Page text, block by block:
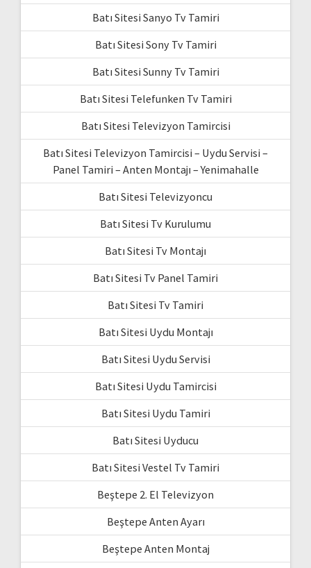
Batı Sitesi Sanyo Tv Tamiri
Batı Sitesi Sony Tv Tamiri
Batı Sitesi Sunny Tv Tamiri
Batı Sitesi Telefunken Tv Tamiri
Batı Sitesi Televizyon Tamircisi
Batı Sitesi Televizyon Tamircisi – Uydu Servisi –
Panel Tamiri – Anten Montajı – Yenimahalle
Batı Sitesi Televizyoncu
Batı Sitesi Tv Kurulumu
Batı Sitesi Tv Montajı
Batı Sitesi Tv Panel Tamiri
Batı Sitesi Tv Tamiri
Batı Sitesi Uydu Montajı
Batı Sitesi Uydu Servisi
Batı Sitesi Uydu Tamircisi
Batı Sitesi Uydu Tamiri
Batı Sitesi Uyducu
Batı Sitesi Vestel Tv Tamiri
Beştepe 2. El Televizyon
Beştepe Anten Ayarı
Beştepe Anten Montaj